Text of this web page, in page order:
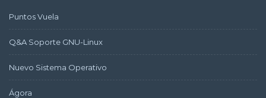
Puntos Vuela
Q&A Soporte GNU-Linux
Nuevo Sistema Operativo
Ágora